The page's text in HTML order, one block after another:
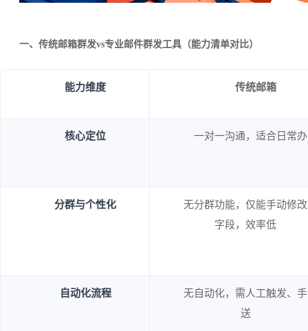
一、传统邮箱群发vs专业邮件群发工具（能力清单对比）
能力维度 传统邮箱
核心定位 一对一沟通，适合日常
分群与个性化
无分群功能，仅能手动修
字段，效率低
自动化流程
无自动化，需人工触发、
送